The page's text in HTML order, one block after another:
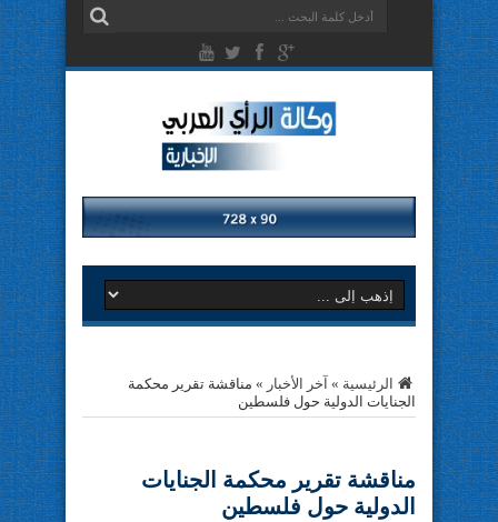
الرئيسية » آخر الأخبار » مناقشة تقرير محكمة
الجنايات الدولية حول فلسطين
مناقشة تقرير محكمة الجنايات
الدولية حول فلسطين